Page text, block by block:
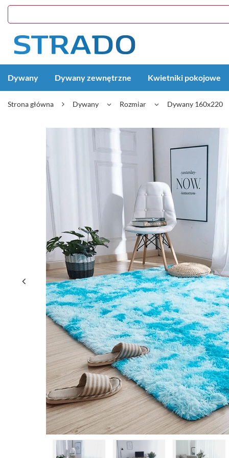
Dywany Dywany zewnętrzne Kwietniki pokojowe
Strona główna Dywany Rozmiar Dywany 160x220